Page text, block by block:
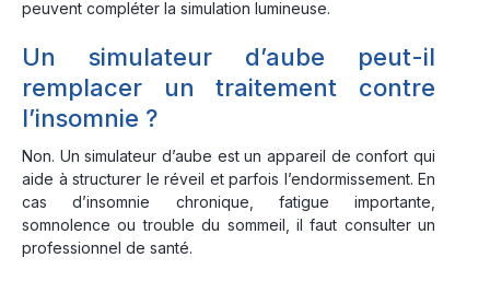
peuvent compléter la simulation lumineuse.
Un simulateur d’aube peut-il
remplacer un traitement contre
l’insomnie ?
Non. Un simulateur d’aube est un appareil de confort qui
aide à structurer le réveil et parfois l’endormissement. En
cas d’insomnie chronique, fatigue importante,
somnolence ou trouble du sommeil, il faut consulter un
professionnel de santé.